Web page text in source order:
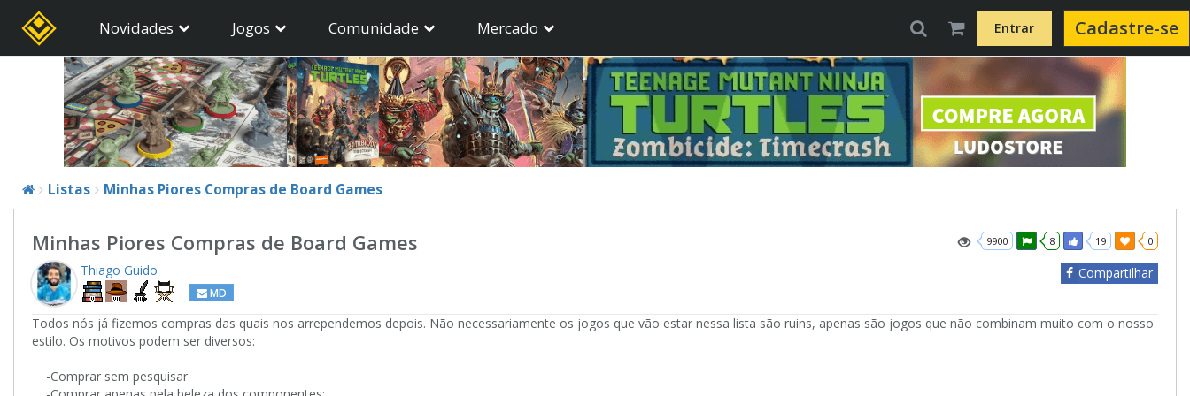
Novidades Jogos Comunidade Mercado Entrar Cadastre-se
Listas Minhas Piores Compras de Board Games
9900 8 19 0
Compartilhar
Minhas Piores Compras de Board Games
Thiago Guido
MD
Todos nós já fizemos compras das quais nos arrependemos depois. Não necessariamente os jogos que vão estar nessa lista são ruins, apenas são jogos que não combinam muito com o nosso
estilo. Os motivos podem ser diversos:
-Comprar sem pesquisar